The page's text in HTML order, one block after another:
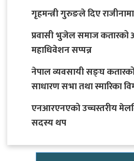
गृहमन्त्री गुरुङले दिए राजीनामा
प्रवासी भुजेल समाज कतारको
महाधिवेशन सप्पन्न
नेपाल व्यवसायी सङ्घ कतारको
साधारण सभा तथा स्मारिका
एनआरएनएको उच्चस्तरीय
सदस्य थप